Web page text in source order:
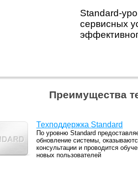
Standard-
сервисных
Преимущества
Техподдержка Standard
По уровню Standard
обновление системы,
консультации и проводится
новых пользователей